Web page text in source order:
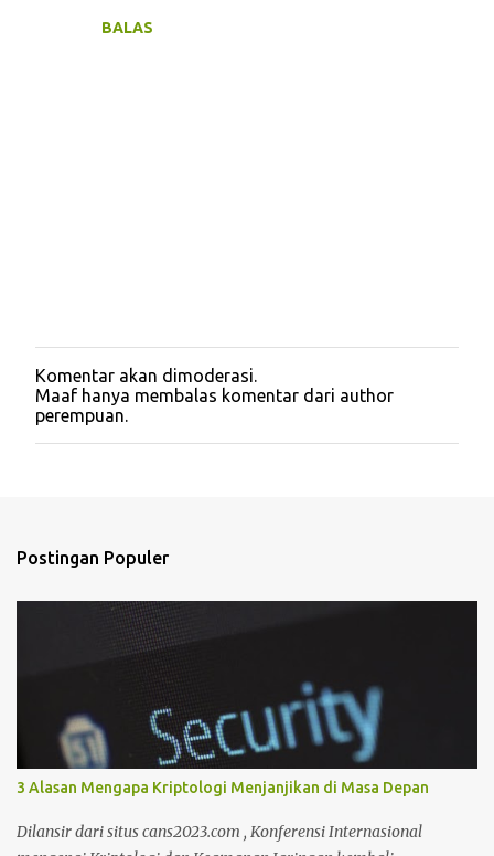
BALAS
P
o
s
t
m
n
Komentar akan dimoderasi.
Maaf hanya membalas komentar dari author
perempuan.
Postingan Populer
3 Alasan Mengapa Kriptologi Menjanjikan di Masa Depan
Dilansir dari situs cans2023.com , Konferensi Internasional